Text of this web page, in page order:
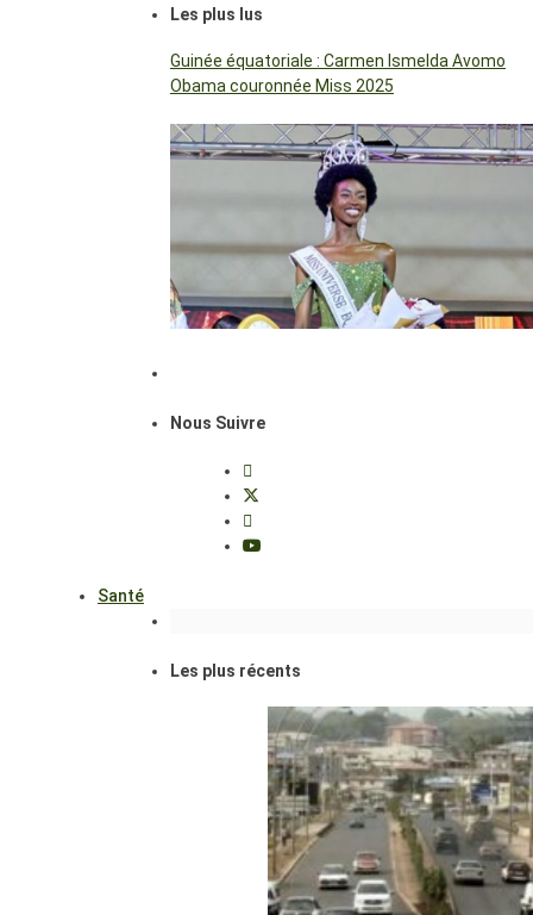
Les plus lus
Guinée équatoriale : Carmen Ismelda Avomo
Obama couronnée Miss 2025
Nous Suivre
Santé
Les plus récents